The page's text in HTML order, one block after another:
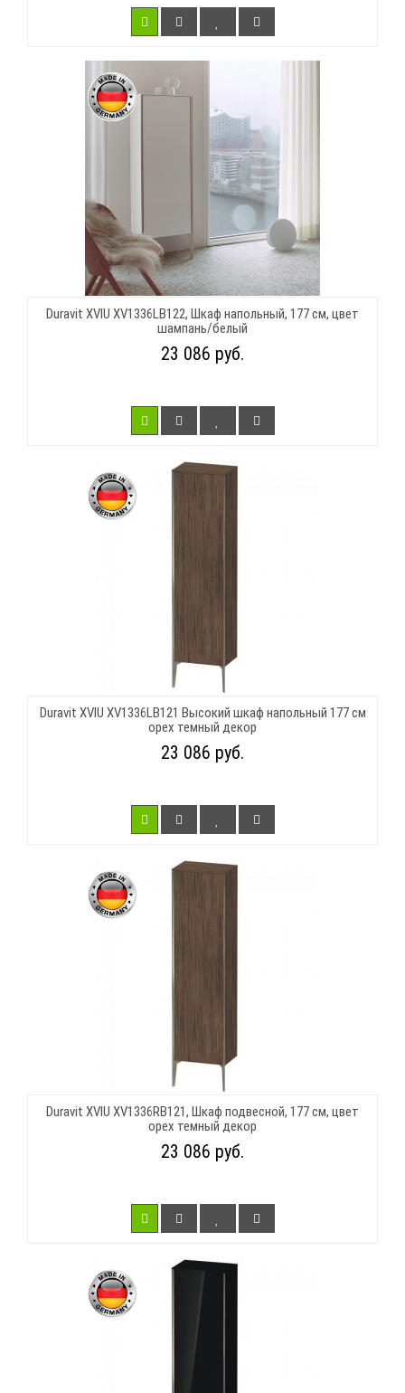
Duravit XVIU XV1336LB122, Шкаф напольный, 177 см, цвет
шампань/белый
23 086 руб.
Duravit XVIU XV1336LB121 Высокий шкаф напольный 177 см
орех темный декор
23 086 руб.
Duravit XVIU XV1336RB121, Шкаф подвесной, 177 см, цвет
орех темный декор
23 086 руб.